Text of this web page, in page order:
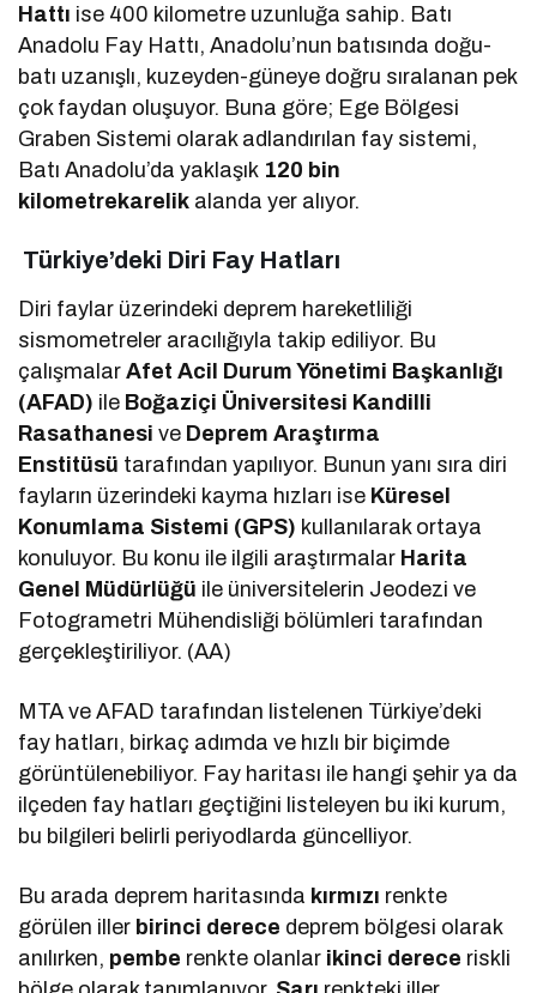
Hattı ise 400 kilometre uzunluğa sahip. Batı
Anadolu Fay Hattı, Anadolu’nun batısında doğu-
batı uzanışlı, kuzeyden-güneye doğru sıralanan pek
çok faydan oluşuyor. Buna göre; Ege Bölgesi
Graben Sistemi olarak adlandırılan fay sistemi,
Batı Anadolu’da yaklaşık 120 bin
kilometrekarelik alanda yer alıyor.
Türkiye’deki Diri Fay Hatları
Diri faylar üzerindeki deprem hareketliliği
sismometreler aracılığıyla takip ediliyor. Bu
çalışmalarAfet Acil Durum Yönetimi Başkanlığı
(AFAD) ile Boğaziçi Üniversitesi Kandilli
Rasathanesi ve Deprem Araştırma
Enstitüsü tarafından yapılıyor. Bunun yanı sıra diri
fayların üzerindeki kayma hızları ise Küresel
Konumlama Sistemi (GPS) kullanılarak ortaya
konuluyor. Bu konu ile ilgili araştırmalar Harita
Genel Müdürlüğü ile üniversitelerin Jeodezi ve
Fotogrametri Mühendisliği bölümleri tarafından
gerçekleştiriliyor. (AA)
MTA ve AFAD tarafından listelenen Türkiye’deki
fay hatları, birkaç adımda ve hızlı bir biçimde
görüntülenebiliyor. Fay haritası ile hangi şehir ya da
ilçeden fay hatları geçtiğini listeleyen bu iki kurum,
bu bilgileri belirli periyodlarda güncelliyor.
Bu arada deprem haritasında kırmızı renkte
görülen iller birinci derece deprem bölgesi olarak
anılırken, pembe renkte olanlar ikinci derece riskli